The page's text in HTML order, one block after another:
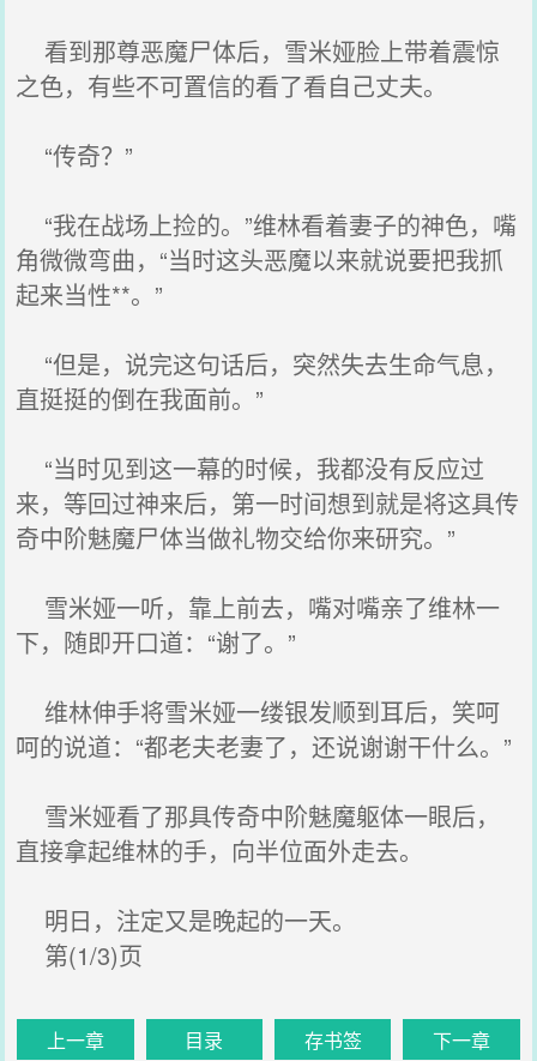
看到那尊恶魔尸体后，雪米娅脸上带着震惊
之色，有些不可置信的看了看自己丈夫。
“传奇？”
“我在战场上捡的。”维林看着妻子的神色，嘴
角微微弯曲，“当时这头恶魔以来就说要把我抓
起来当性**。”
“但是，说完这句话后，突然失去生命气息，
直挺挺的倒在我面前。”
“当时见到这一幕的时候，我都没有反应过
来，等回过神来后，第一时间想到就是将这具传
奇中阶魅魔尸体当做礼物交给你来研究。”
雪米娅一听，靠上前去，嘴对嘴亲了维林一
下，随即开口道：“谢了。”
维林伸手将雪米娅一缕银发顺到耳后，笑呵
呵的说道：“都老夫老妻了，还说谢谢干什么。”
雪米娅看了那具传奇中阶魅魔躯体一眼后，
直接拿起维林的手，向半位面外走去。
明日，注定又是晚起的一天。
第(1/3)页
上一章 目录 存书签 下一章